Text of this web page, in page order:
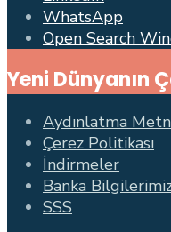
WhatsApp
Open Search
Yeni Dünyanın
Aydınlatma
Çerez Politikası
İndirmeler
Banka
SSS